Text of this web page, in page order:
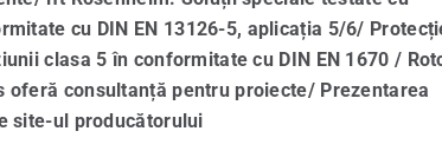
Piese de schimb Roto
Service pentru ferestre și uși
cu DIN EN 13126-5, aplicația 5/6/
clasa 5 în conformitate cu DIN EN 1670 /
oferă consultanță pentru proiecte/ Prezentarea
site-ul producătorului